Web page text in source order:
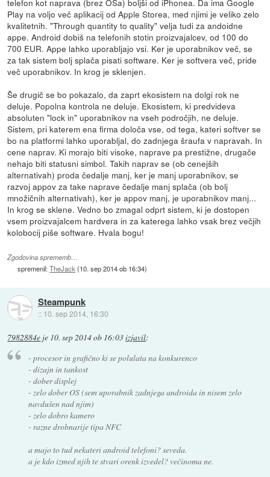
telefon kot naprava (brez OSa) boljši od iPhonea. Da ima Google
Play na voljo več aplikacij od Apple Storea, med njimi je veliko zelo
kvalitetnih. "Through quantity to quality" velja tudi za andoidne
appe. Android dobiš na telefonih stotin proizvajalcev, od 100 do
700 EUR. Appe lahko uporabljajo vsi. Ker je uporabnikov več, se
za tak sistem bolj splača pisati software. Ker je softvera več, pride
več uporabnikov. In krog je sklenjen.
Še drugič se bo pokazalo, da zaprt ekosistem na dolgi rok ne
deluje. Popolna kontrola ne deluje. Ekosistem, ki predvideva
absoluten "lock in" uporabnikov na vseh področjih, ne deluje.
Sistem, pri katerem ena firma določa vse, od tega, kateri softver se
bo na platformi lahko uporabljal, do zadnjega šraufa v napravah. In
cene naprav. Ki morajo biti visoke, naprave pa prestižne, drugače
nehajo biti statusni simbol. Takih naprav se (ob cenejših
alternativah) proda čedalje manj, ker je manj uporabnikov, se
razvoj appov za take naprave čedalje manj splača (ob bolj
množičnih alternativah), ker je appov manj, je uporabnikov manj...
In krog se sklene. Vedno bo zmagal odprt sistem, ki je dostopen
vsem proizvajalcem hardvera in za katerega lahko vsak brez večjih
kolobocij piše software. Hvala bogu!
Zgodovina sprememb…
spremenil:TheJack(10. sep 2014 ob 16:34)
Steampunk
:: 10. sep 2014, 16:30
7982884e je 10. sep 2014 ob 16:03izjavil:
- procesor in grafično ki se polulata na konkurenco
- dizajn in tankost
- dober displej
- zelo dober OS (sem uporabnik zadnjega androida in nisem zelo
navdušen nad njim)
- zelo dobro kamero
- razne drobnarije tipa NFC
a majo to tud nekateri android telefoni? seveda.
a je kdo izmed njih te stvari orenk izvedel? večinoma ne.